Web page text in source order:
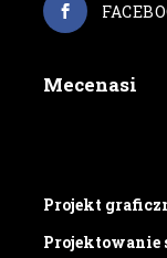
Mecenasi
Projekt
Projektowanie